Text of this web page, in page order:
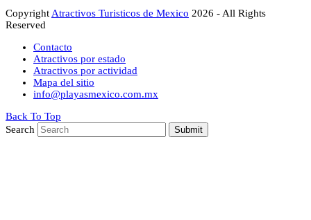
CopyrightAtractivos Turisticos de Mexico 2026 - All Rights
Reserved
Contacto
Atractivos por estado
Atractivos por actividad
Mapa del sitio
info@playasmexico.com.mx
Back To Top
Search
Submit